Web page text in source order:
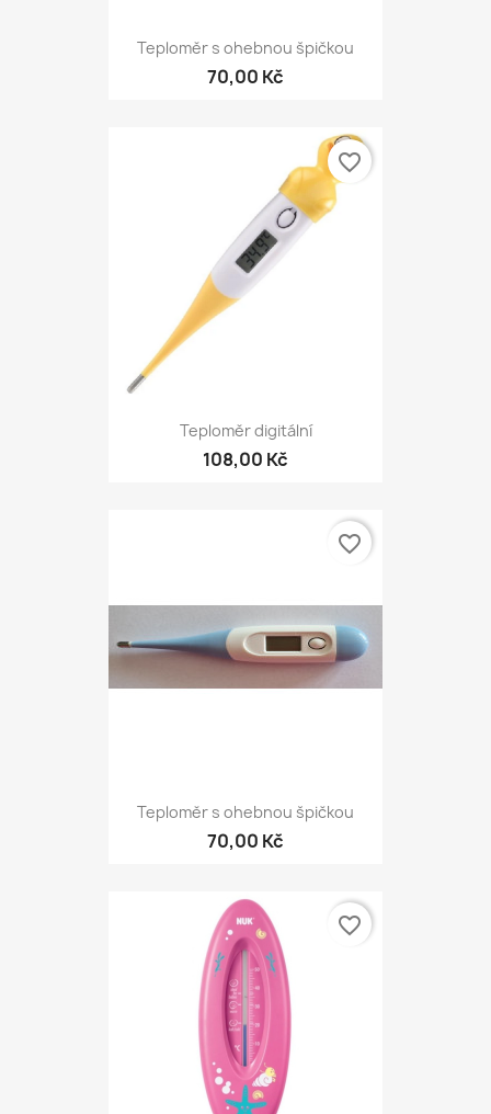
Teploměr s ohebnou špičkou
70,00 Kč
Teploměr digitální
108,00 Kč
favorite_border
Teploměr s ohebnou špičkou
70,00 Kč
favorite_border
favorite_border